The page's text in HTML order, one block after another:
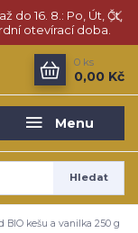
do 16. 8.: Po, Út, Čt,
otevírací doba.
Menu
Hledat
0 ks
0,00 Kč
kešu a vanilka 250 g